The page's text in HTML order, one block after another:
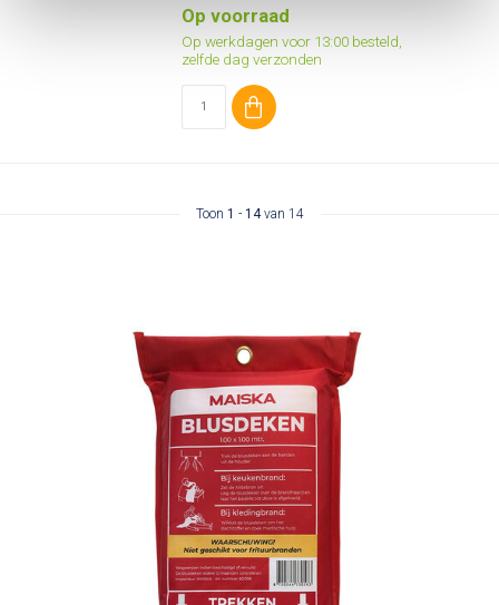
Op voorraad
Op werkdagen voor 13:00 besteld,
zelfde dag verzonden
Toon 1 - 14van 14